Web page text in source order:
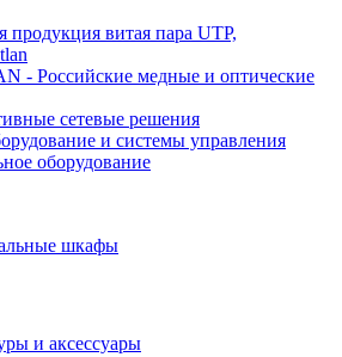
витая пара UTP,
- Российские медные и оптические
сетевые решения
и системы управления
оборудование
шкафы
и аксессуары